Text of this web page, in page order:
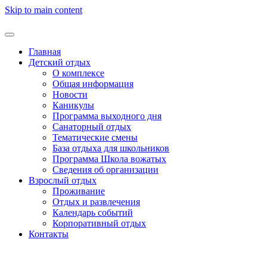
Skip to main content
Главная
Детский отдых
О комплексе
Общая информация
Новости
Каникулы
Программа выходного дня
Санаторный отдых
Тематические смены
База отдыха для школьников
Программа Школа вожатых
Cведения об организации
Взрослый отдых
Проживание
Отдых и развлечения
Календарь событий
Корпоративный отдых
Контакты